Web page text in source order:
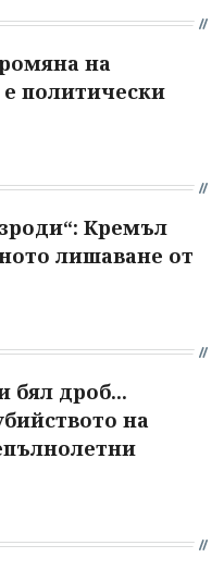
на
политически
Кремъл
лишаване от
бял дроб...
на